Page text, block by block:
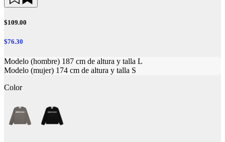
$109.00
$76.30
Modelo (hombre) 187 cm de altura y talla L
Modelo (mujer) 174 cm de altura y talla S
Color